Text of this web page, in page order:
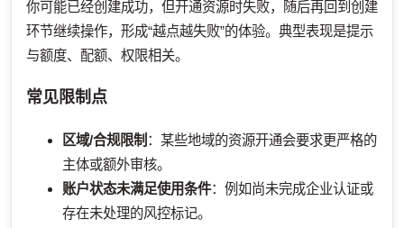
你可能已经创建成功，但开通资源时失败，随后再回到创建
环节继续操作，形成“越点越失败”的体验。典型表现是提示
与额度、配额、权限相关。
常见限制点
区域/合规限制 ：某些地域的资源开通会要求更严格的
主体或额外审核。
账户状态未满足使用条件：例如尚未完成企业认证或
存在未处理的风控标记。